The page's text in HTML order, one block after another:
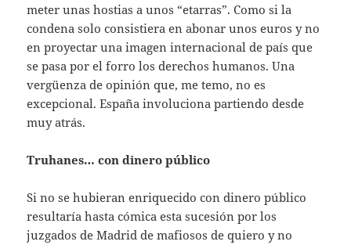
meter unas hostias a unos “etarras”. Como si la
condena solo consistiera en abonar unos euros y no
en proyectar una imagen internacional de país que
se pasa por el forro los derechos humanos. Una
vergüenza de opinión que, me temo, no es
excepcional. España involuciona partiendo desde
muy atrás.
Truhanes… con dinero público
Si no se hubieran enriquecido con dinero público
resultaría hasta cómica esta sucesión por los
juzgados de Madrid de mafiosos de quiero y no